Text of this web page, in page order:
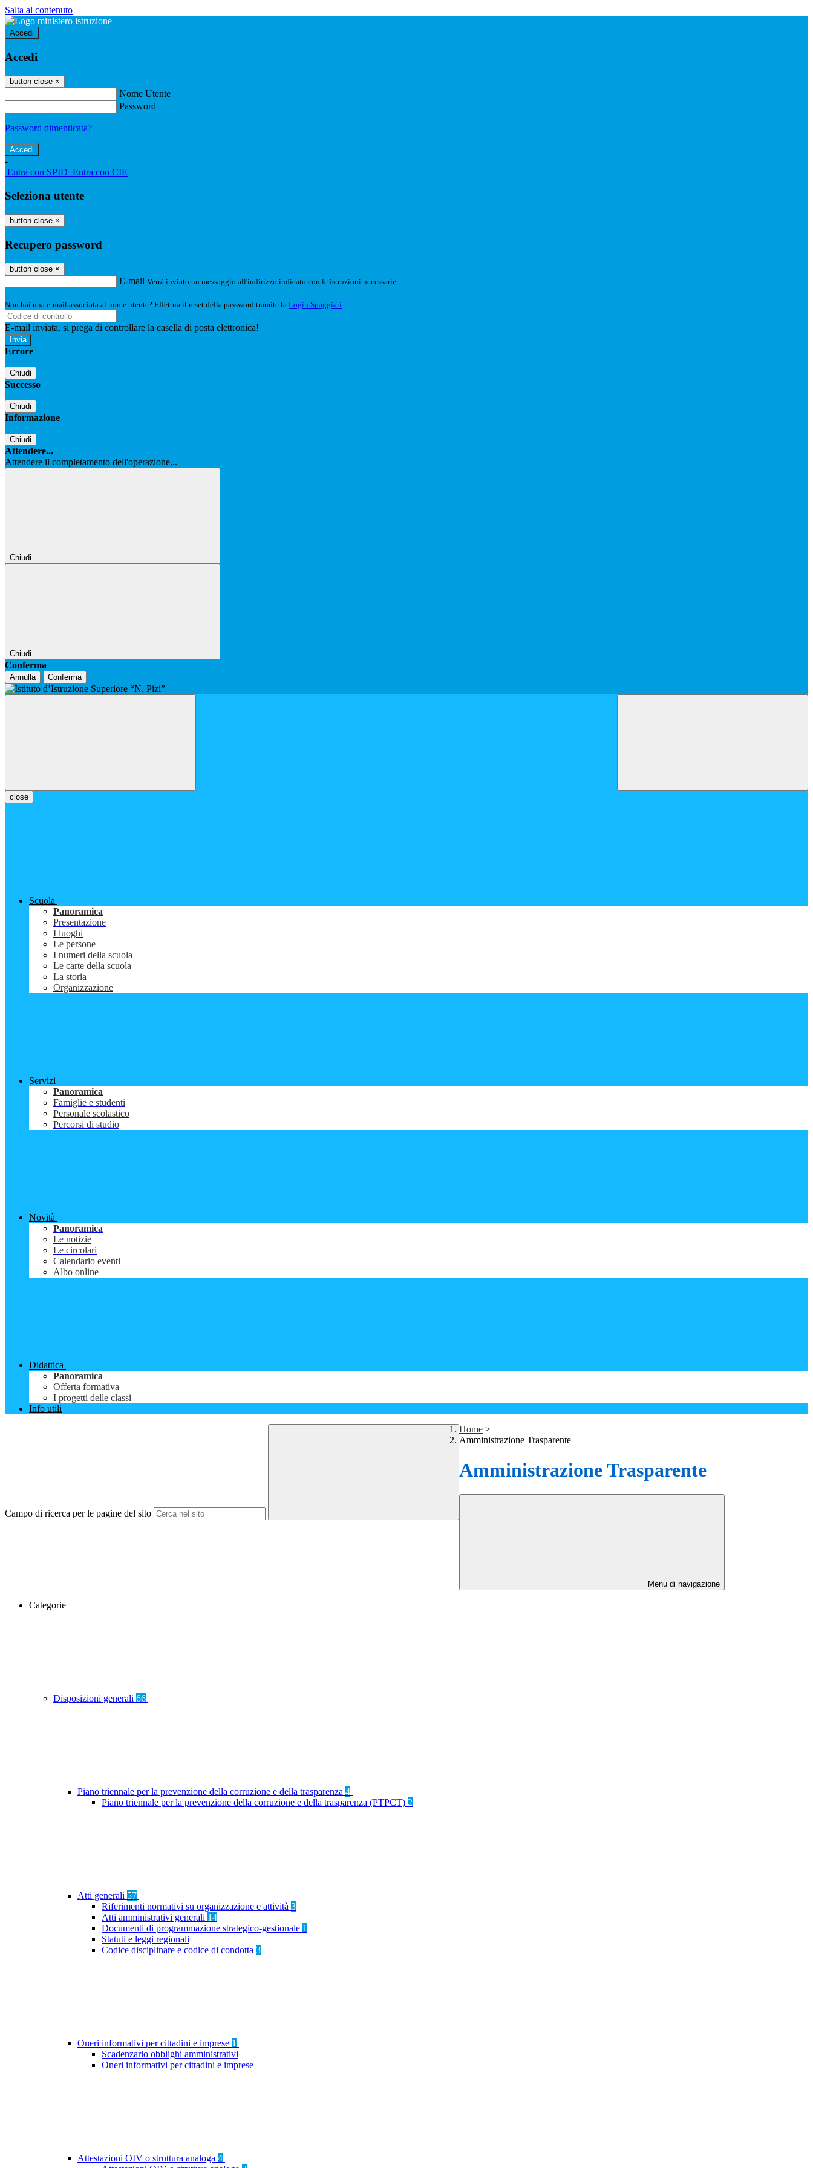
Salta al contenuto
Accedi
Accedi
button close ×
Nome Utente
Password
Password dimenticata?
-
Entra con SPID Entra con CIE
Seleziona utente
button close ×
Recupero password
button close ×
E-mail Verrà inviato un messaggio all'indirizzo indicato con le istruzioni necessarie.
Non hai una e-mail associata al nome utente? Effettua il reset della password tramite la Login Spaggiari
E-mail inviata, si prega di controllare la casella di posta elettronica!
Errore
Chiudi
Successo
Chiudi
Informazione
Chiudi
Attendere...
Attendere il completamento dell'operazione...
Chiudi
Chiudi
Conferma
Annulla Conferma
close
Scuola
Panoramica
Presentazione
I luoghi
Le persone
I numeri della scuola
Le carte della scuola
La storia
Organizzazione
Servizi
Panoramica
Famiglie e studenti
Personale scolastico
Percorsi di studio
Novità
Panoramica
Le notizie
Le circolari
Calendario eventi
Albo online
Didattica
Panoramica
Offerta formativa
I progetti delle classi
Info utili
Campo di ricerca per le pagine del sito
Home >
Amministrazione Trasparente
Amministrazione Trasparente
Menu di navigazione
Categorie
Disposizioni generali 66
Piano triennale per la prevenzione della corruzione e della trasparenza 4
Piano triennale per la prevenzione della corruzione e della trasparenza (PTPCT) 2
Atti generali 57
Riferimenti normativi su organizzazione e attività 3
Atti amministrativi generali 14
Documenti di programmazione strategico-gestionale 1
Statuti e leggi regionali
Codice disciplinare e codice di condotta 3
Oneri informativi per cittadini e imprese 1
Scadenzario obblighi amministrativi
Oneri informativi per cittadini e imprese
Attestazioni OIV o struttura analoga 4